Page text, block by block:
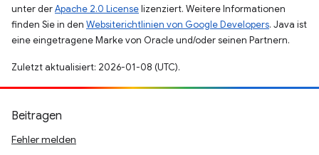
unter derApache 2.0 Licenselizenziert. Weitere Informationen
finden Sie in den Websiterichtlinien von Google Developers. Java ist
eine eingetragene Marke von Oracle und/oder seinen Partnern.
Zuletzt aktualisiert: 2026-01-08 (UTC).
Beitragen
Fehler melden